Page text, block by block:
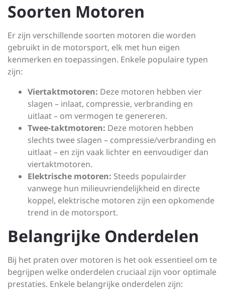
Soorten Motoren
Er zijn verschillende soorten motoren die worden
gebruikt in de motorsport, elk met hun eigen
kenmerken en toepassingen. Enkele populaire typen
zijn:
Viertaktmotoren: Deze motoren hebben vier
slagen – inlaat, compressie, verbranding en
uitlaat – om vermogen te genereren.
Twee-taktmotoren: Deze motoren hebben
slechts twee slagen – compressie/verbranding en
uitlaat – en zijn vaak lichter en eenvoudiger dan
viertaktmotoren.
Elektrische motoren: Steeds populairder
vanwege hun milieuvriendelijkheid en directe
koppel, elektrische motoren zijn een opkomende
trend in de motorsport.
Belangrijke Onderdelen
Bij het praten over motoren is het ook essentieel om te
begrijpen welke onderdelen cruciaal zijn voor optimale
prestaties. Enkele belangrijke onderdelen zijn: